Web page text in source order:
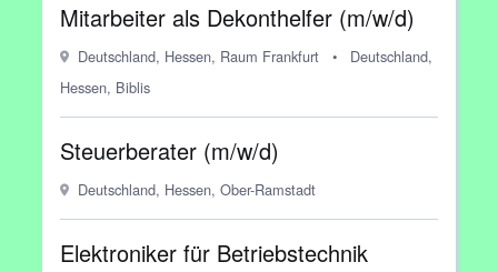
Mitarbeiter als Dekonthelfer (m/w/d)
Deutschland, Hessen, Raum Frankfurt •
Deutschland,
Hessen, Biblis
Steuerberater (m/w/d)
Deutschland, Hessen, Ober-Ramstadt
Elektroniker für Betriebstechnik